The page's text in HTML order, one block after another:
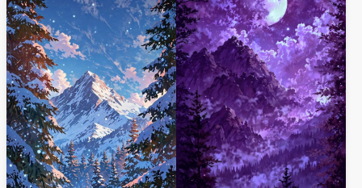
ஆர்வலர்களுக்கு ஏற்றது, இந்த அற்புதமான
நிலப்பரப்பு படம் மலைகளின் அமைதியான அழகை
உங்கள் டெஸ்க்டாப் அல்லது மொபைல் திரைக்கு
கொண்டு வருகிறது, எந்தவொரு சாதனத்திற்கும் ஒரு
அமைதியான மற்றும் உத்வேகம் தரும் பின்னணியை
வழங்குகிறது.